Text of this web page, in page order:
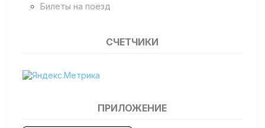
Билеты на поезд
СЧЕТЧИКИ
ПРИЛОЖЕНИЕ